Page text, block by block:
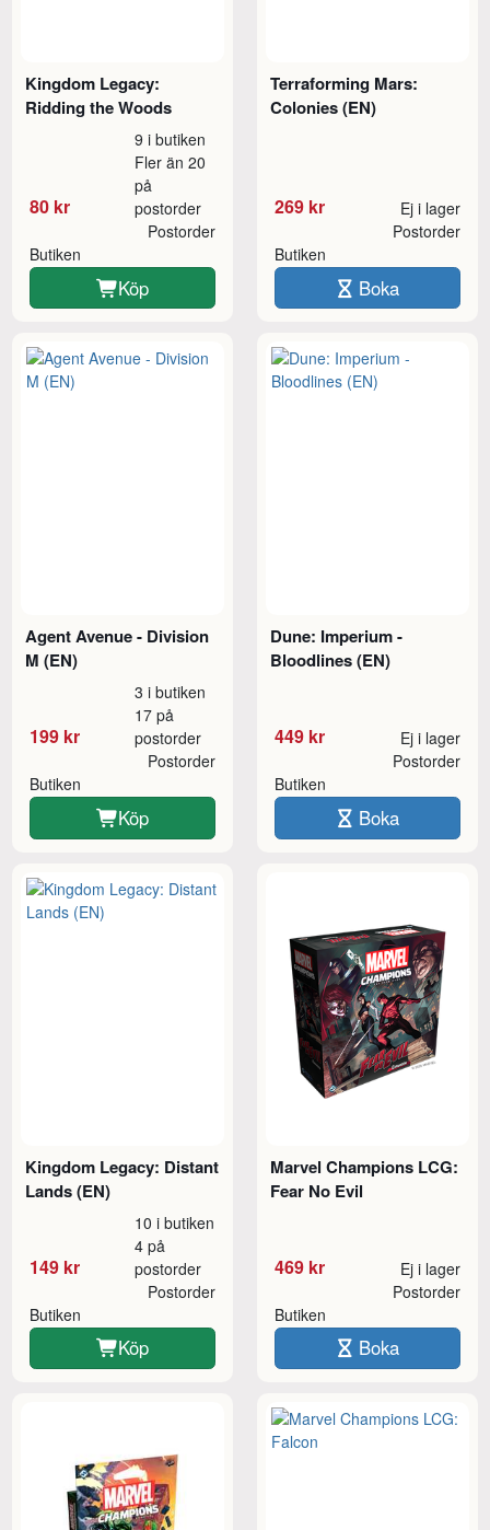
Kingdom Legacy:
Ridding the Woods
80 kr
9 i butiken
Fler än 20
på
postorder
Butiken
Postorder
Köp
Terraforming Mars:
Colonies (EN)
269 kr Ej i lager
Butiken
Postorder
Boka
Agent Avenue - Division
M (EN)
199 kr
3 i butiken
17 på
postorder
Butiken
Postorder
Köp
Dune: Imperium -
Bloodlines (EN)
449 kr Ej i lager
Butiken
Postorder
Boka
Kingdom Legacy: Distant
Lands (EN)
149 kr
10 i butiken
4 på
postorder
Butiken
Postorder
Köp
Marvel Champions LCG:
Fear No Evil
469 kr Ej i lager
Butiken
Postorder
Boka